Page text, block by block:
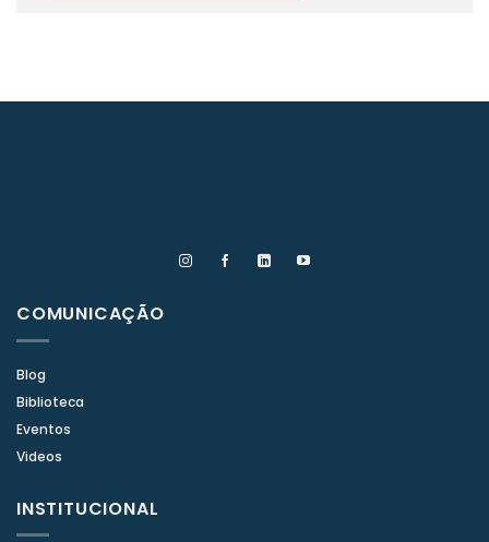
COMUNICAÇÃO
Blog
Biblioteca
Eventos
Videos
INSTITUCIONAL